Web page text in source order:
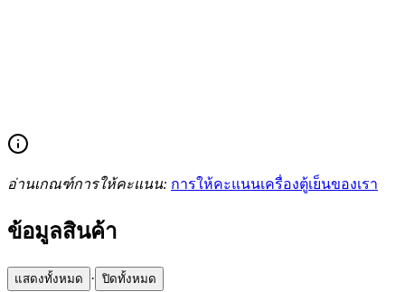
อ่านเกณฑ์การให้คะแนน: การให้คะแนนเครื่องตู้เย็นของเรา
ข้อมูลสินค้า
แสดงทั้งหมด · ปิดทั้งหมด